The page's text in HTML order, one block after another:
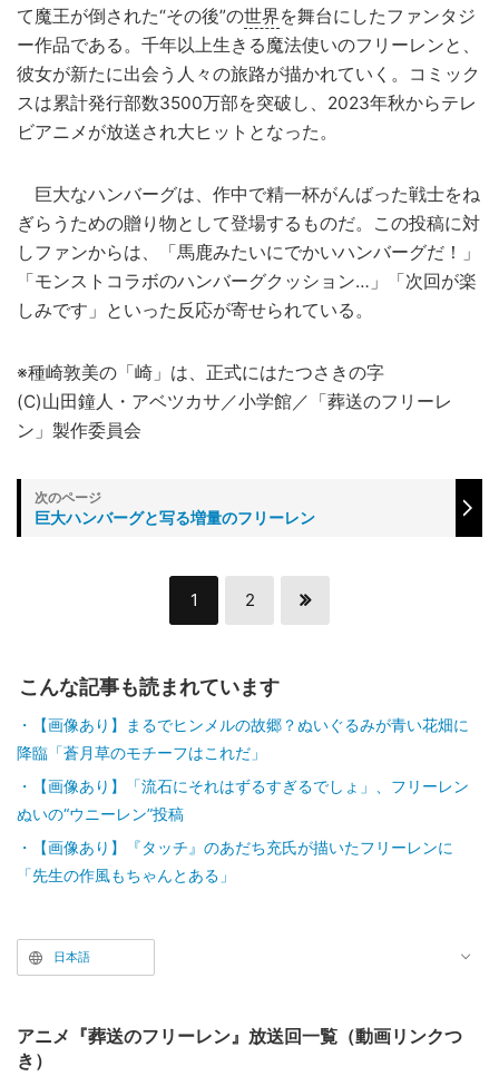
て魔王が倒された“その後”の世界を舞台にしたファンタジ
ー作品である。千年以上生きる魔法使いのフリーレンと、
彼女が新たに出会う人々の旅路が描かれていく。コミック
スは累計発行部数3500万部を突破し、2023年秋からテレ
ビアニメが放送され大ヒットとなった。
巨大なハンバーグは、作中で精一杯がんばった戦士をね
ぎらうための贈り物として登場するものだ。この投稿に対
しファンからは、「馬鹿みたいにでかいハンバーグだ！」
「モンストコラボのハンバーグクッション…」「次回が楽
しみです」といった反応が寄せられている。
※種崎敦美の「崎」は、正式にはたつさきの字
(C)山田鐘人・アベツカサ／小学館／「葬送のフリーレ
ン」製作委員会
巨大ハンバーグと写る増量のフリーレン
1 2
こんな記事も読まれています
【画像あり】まるでヒンメルの故郷？ぬいぐるみが青い花畑に
降臨「蒼月草のモチーフはこれだ」
【画像あり】「流石にそれはずるすぎるでしょ」、フリーレン
ぬいの“ウニーレン”投稿
【画像あり】『タッチ』のあだち充氏が描いたフリーレンに
「先生の作風もちゃんとある」
日本語
アニメ『葬送のフリーレン』放送回一覧（動画リンクつ
き）